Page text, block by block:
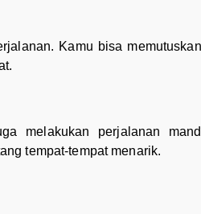
Kamu bisa
melakukan perjalanan
tempat-tempat menarik.